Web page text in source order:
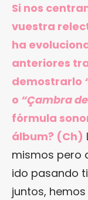
Si nos
vuestra
ha
anteriores
demostrarlo
o “Çambra
fórmula
álbum? (Ch)
mismos pero
ido pasando
juntos,